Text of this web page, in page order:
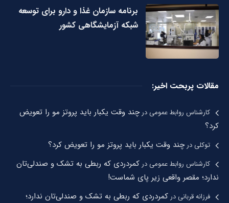
برنامه سازمان غذا و دارو برای توسعه
شبکه آزمایشگاهی کشور
مقالات پربحت اخیر:
کارشناس روابط عمومیدرچند وقت یکبار باید پروتز مو را تعویض
کرد؟
توکلیدرچند وقت یکبار باید پروتز مو را تعویض کرد؟
کارشناس روابط عمومیدر کمردردی که ربطی به تشک و صندلی‌تان
ندارد؛ مقصر واقعی زیر پای شماست!
فرزانه قربانیدر کمردردی که ربطی به تشک و صندلی‌تان ندارد؛